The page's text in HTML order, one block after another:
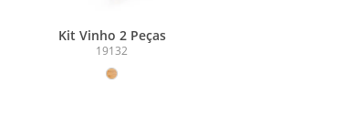
Kit Vinho 2 Peças
19132